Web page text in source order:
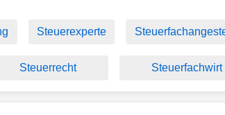
Steuerexperte
Steuerrecht Steuerfachwirt